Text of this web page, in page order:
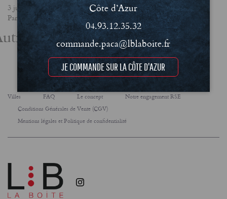
3 juin 2026
Partager
actualités
Villes FAQ Le concept
Notre engagement RSE
Conditions Générales de Vente (CGV)
Mentions légales et Politique de confidentialité
Côte d’Azur
04.93.12.35.32
commande.paca@lblaboite.fr
JE COMMANDE SUR LA CÔTE D'AZUR